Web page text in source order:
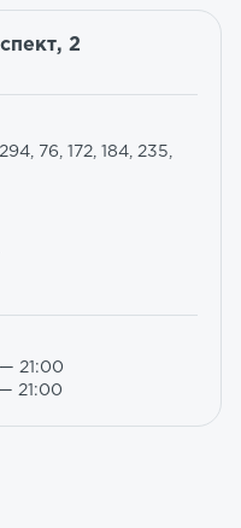
2
76, 172, 184, 235,
21:00
21:00